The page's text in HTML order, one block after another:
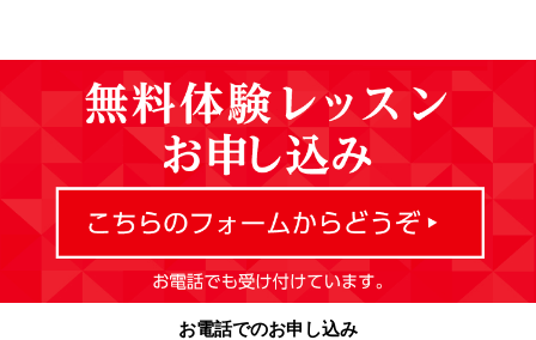
お電話でのお申し込み